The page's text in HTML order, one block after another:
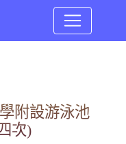
附設游泳池
次)